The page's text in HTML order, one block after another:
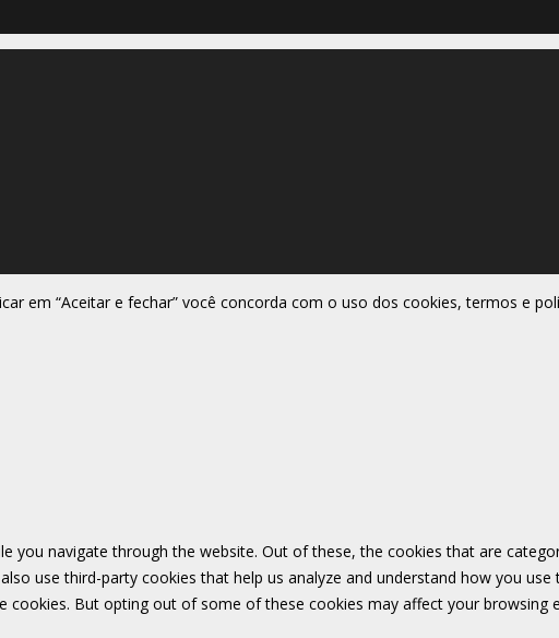
em “Aceitar e fechar” você concorda com o uso dos cookies, termos e
you navigate through the website. Out of these, the cookies that are
use third-party cookies that help us analyze and understand how you
But opting out of some of these cookies may affect your browsing